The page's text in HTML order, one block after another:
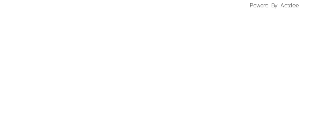
Powerd By Actdee